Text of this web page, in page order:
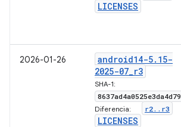
LICENSES
2026-01-26 android14-5. 15-
2025-07_r3
SHA-1:
8637ad4a0525e3da4d79
Diferencia: r2. . r3
LICENSES